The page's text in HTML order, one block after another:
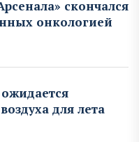
скончался
онкологией
для лета